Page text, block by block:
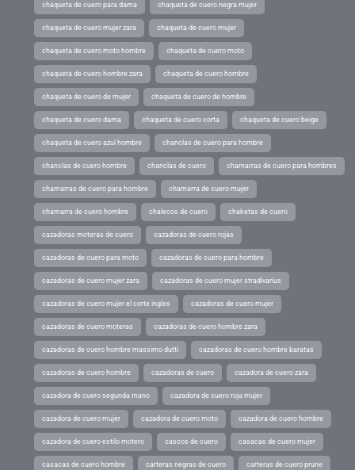
chaqueta de cuero para dama chaqueta de cuero negra mujer
chaqueta de cuero mujer zara chaqueta de cuero mujer
chaqueta de cuero moto hombre chaqueta de cuero moto
chaqueta de cuero hombre zara chaqueta de cuero hombre
chaqueta de cuero de mujer chaqueta de cuero de hombre
chaqueta de cuero dama chaqueta de cuero corta chaqueta de cuero beige
chaqueta de cuero azul hombre chanclas de cuero para hombre
chanclas de cuero hombre chanclas de cuero chamarras de cuero para hombres
chamarras de cuero para hombre chamarra de cuero mujer
chamarra de cuero hombre chalecos de cuero chaketas de cuero
cazadoras moteras de cuero cazadoras de cuero rojas
cazadoras de cuero para moto cazadoras de cuero para hombre
cazadoras de cuero mujer zara cazadoras de cuero mujer stradivarius
cazadoras de cuero mujer el corte ingles cazadoras de cuero mujer
cazadoras de cuero moteras cazadoras de cuero hombre zara
cazadoras de cuero hombre massimo dutti cazadoras de cuero hombre baratas
cazadoras de cuero hombre cazadoras de cuero cazadora de cuero zara
cazadora de cuero segunda mano cazadora de cuero roja mujer
cazadora de cuero mujer cazadora de cuero moto cazadora de cuero hombre
cazadora de cuero estilo motero cascos de cuero casacas de cuero mujer
casacas de cuero hombre carteras negras de cuero carteras de cuero prune